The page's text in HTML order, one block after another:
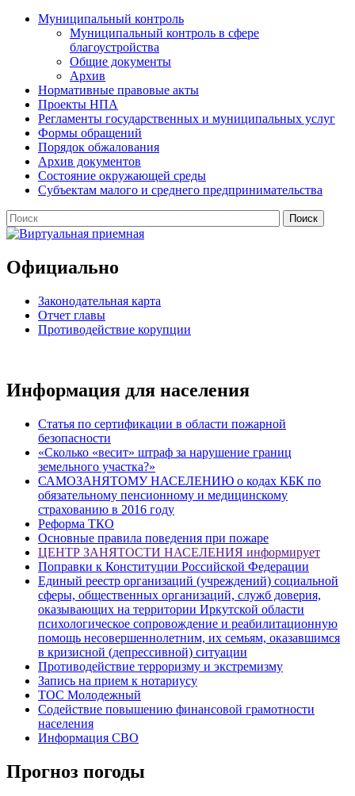
Муниципальный контроль
Муниципальный контроль в сфере
благоустройства
Общие документы
Архив
Нормативные правовые акты
Проекты НПА
Регламенты государственных и муниципальных услуг
Формы обращений
Порядок обжалования
Архив документов
Состояние окружающей среды
Субъектам малого и среднего предпринимательства
Официально
Законодательная карта
Отчет главы
Противодействие корупции
Информация для населения
Статья по сертификации в области пожарной
безопасности
«Сколько «весит» штраф за нарушение границ
земельного участка?»
САМОЗАНЯТОМУ НАСЕЛЕНИЮ о кодах КБК по
обязательному пенсионному и медицинскому
страхованию в 2016 году
Реформа ТКО
Основные правила поведения при пожаре
ЦЕНТР ЗАНЯТОСТИ НАСЕЛЕНИЯ информирует
Поправки к Конституции Российской Федерации
Единый реестр организаций (учреждений) социальной
сферы, общественных организаций, служб доверия,
оказывающих на территории Иркутской области
психологическое сопровождение и реабилитационную
помощь несовершеннолетним, их семьям, оказавшимся
в кризисной (депрессивной) ситуации
Противодействие терроризму и экстремизму
Запись на прием к нотариусу
ТОС Молодежный
Содействие повышению финансовой грамотности
населения
Информация СВО
Прогноз погоды